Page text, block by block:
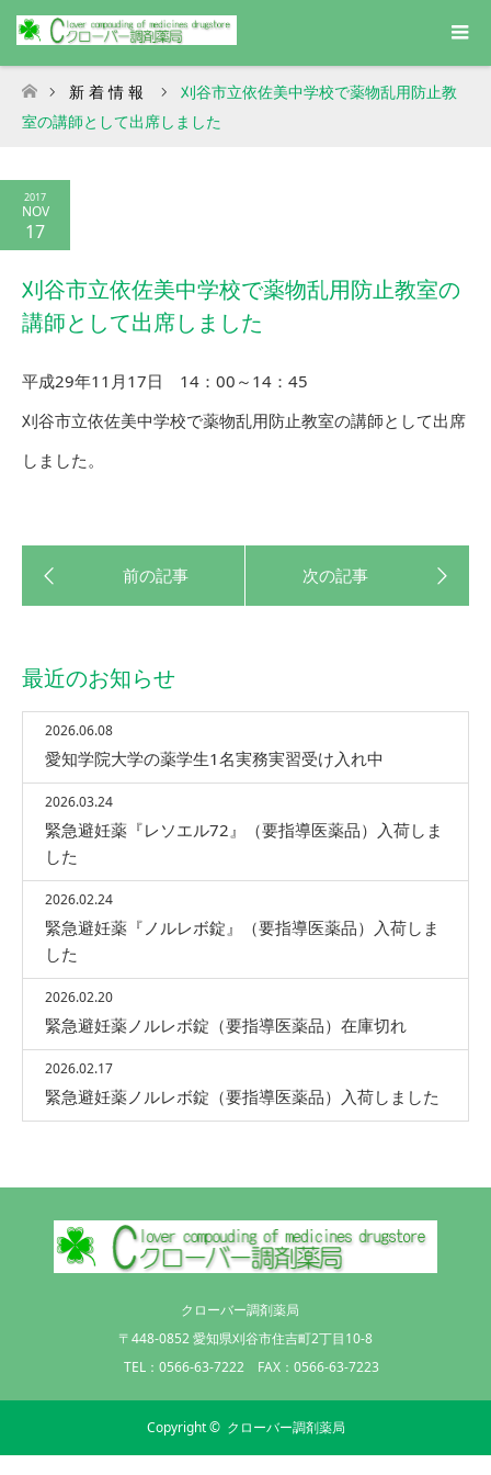
ホーム
新 着 情 報
刈谷市立依佐美中学校で薬物乱用防止教
室の講師として出席しました
2017
NOV
17
刈谷市立依佐美中学校で薬物乱用防止教室の
講師として出席しました
平成29年11月17日 14：00～14：45
刈谷市立依佐美中学校で薬物乱用防止教室の講師として出席
しました。
最近のお知らせ
2026.06.08
愛知学院大学の薬学生1名実務実習受け入れ中
2026.03.24
緊急避妊薬『レソエル72』（要指導医薬品）入荷しま
した
2026.02.24
緊急避妊薬『ノルレボ錠』（要指導医薬品）入荷しま
した
2026.02.20
緊急避妊薬ノルレボ錠（要指導医薬品）在庫切れ
2026.02.17
緊急避妊薬ノルレボ錠（要指導医薬品）入荷しました
クローバー調剤薬局
〒448-0852 愛知県刈谷市住吉町2丁目10-8
TEL：0566-63-7222 FAX：0566-63-7223
Copyright © クローバー調剤薬局